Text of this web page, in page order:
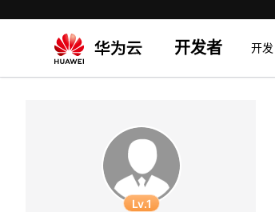
开发者 开发
Lv.1